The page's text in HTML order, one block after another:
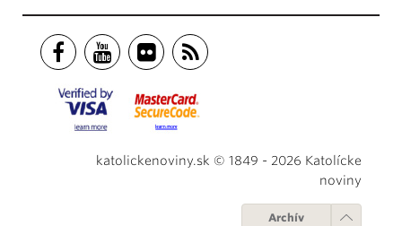
katolickenoviny.sk © 1849 - 2026 Katolícke
noviny
Archív